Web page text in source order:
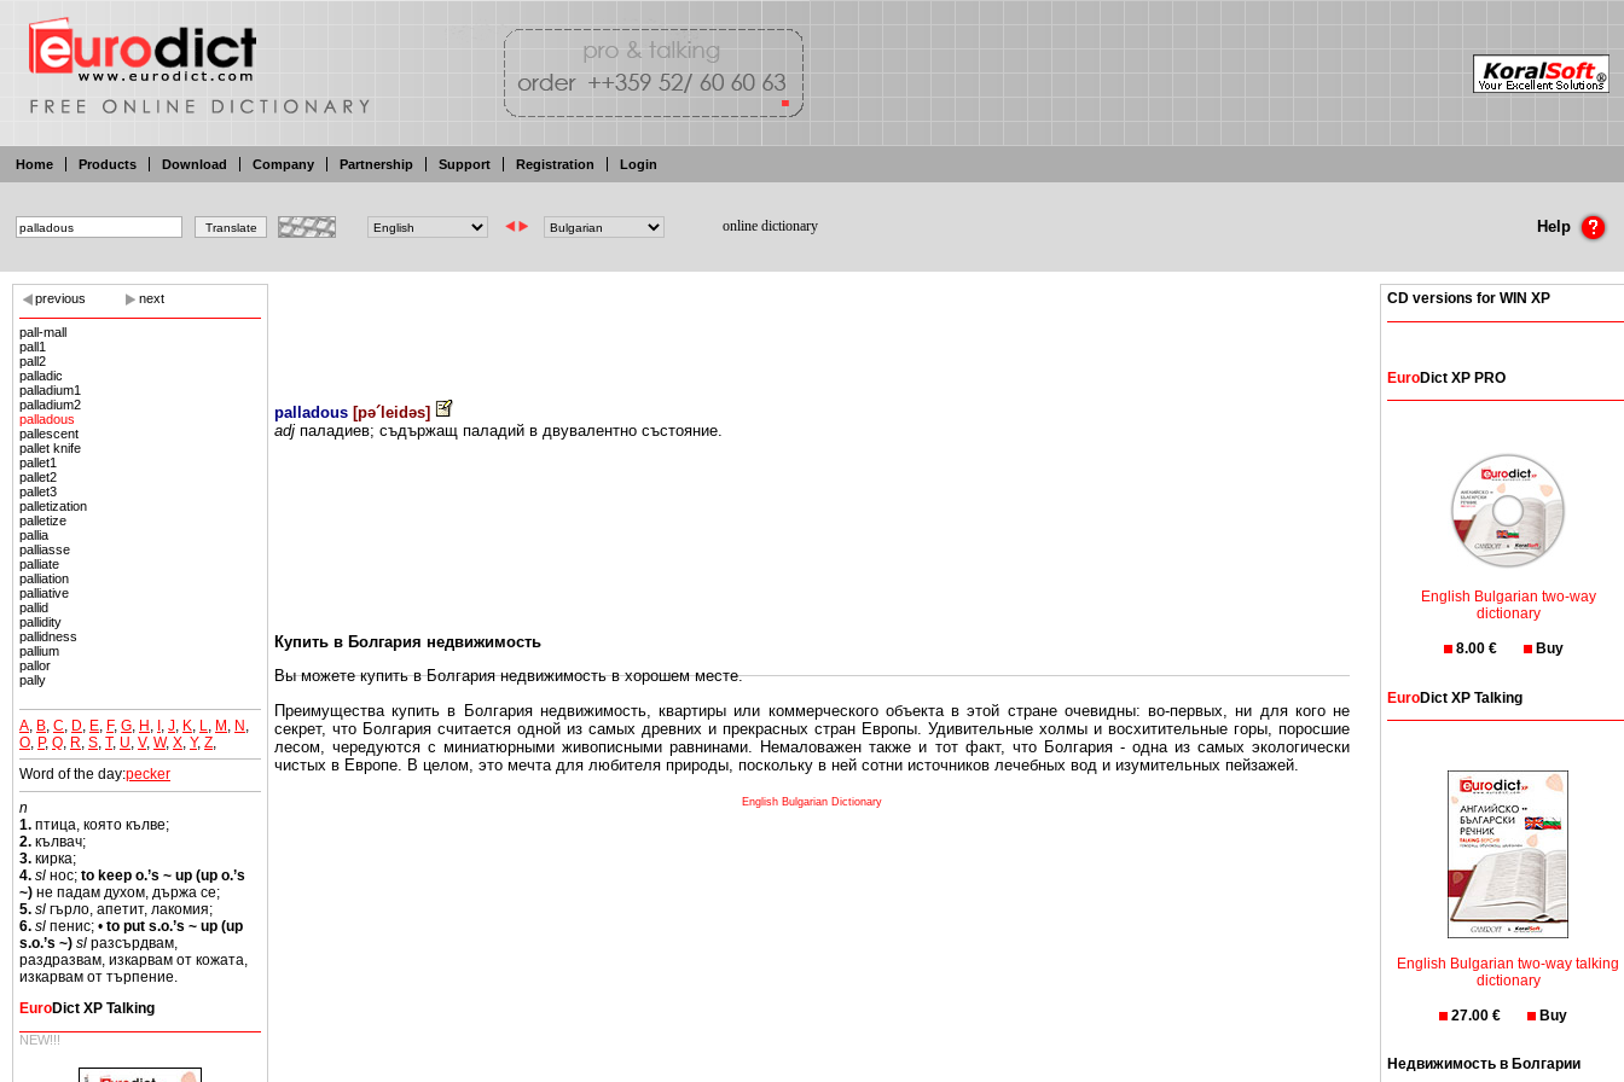
Home Products Download Company Partnership Support Registration Login
online dictionary Help
previous next
pall-mall
pall1
pall2
palladic
palladium1
palladium2
palladous
pallescent
pallet knife
pallet1
pallet2
pallet3
palletization
palletize
pallia
palliasse
palliate
palliation
palliative
pallid
pallidity
pallidness
pallium
pallor
pally
A B C D E F, G H I J K L M N
O P, Q R S T, U V, W, X Y, Z
Word of the day:pecker
n
1. птица, която кълве;
2. кълвач;
3. кирка;
4. sl нос; to keep o.’s ~ up (up o.’s
~) не падам духом, държа се;
5. sl гърло, апетит, лакомия;
6. sl пенис; • to put s.o.’s ~ up (up
s.o.’s ~) sl разсърдвам,
раздразвам, изкарвам от кожата,
изкарвам от търпение.
EuroDict XP Talking
NEW!!!
palladous [pə´leidəs]
adj паладиев; съдържащ паладий в двувалентно състояние.
Купить в Болгария недвижимость
Вы можете купить в Болгария недвижимость в хорошем месте.
Преимущества купить в Болгария недвижимость, квартиры или коммерческого объекта в этой стране очевидны: во-первых, ни для кого не
секрет, что Болгария считается одной из самых древних и прекрасных стран Европы. Удивительные холмы и восхитительные горы, поросшие
лесом, чередуются с миниатюрными живописными равнинами. Немаловажен также и тот факт, что Болгария - одна из самых экологически
чистых в Европе. В целом, это мечта для любителя природы, поскольку в ней сотни источников лечебных вод и изумительных пейзажей.
Еще одно существенное преимущество в плане купить в Болгария недвижимость заключено в том, что Болгария безопасная страна - в ней
English Bulgarian Dictionary
CD versions for WIN XP
EuroDict XP PRO
English Bulgarian two-way
dictionary
8.00 € Buy
EuroDict XP Talking
English Bulgarian two-way talking
dictionary
27.00 € Buy
Недвижимость в Болгарии